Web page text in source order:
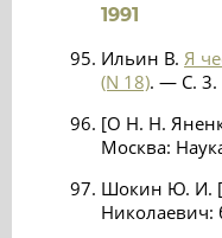
1991
Ильин В. Я
(N 18). — С. 3.
[О Н. Н.
Москва:
Шокин Ю. И.
Николаевич: